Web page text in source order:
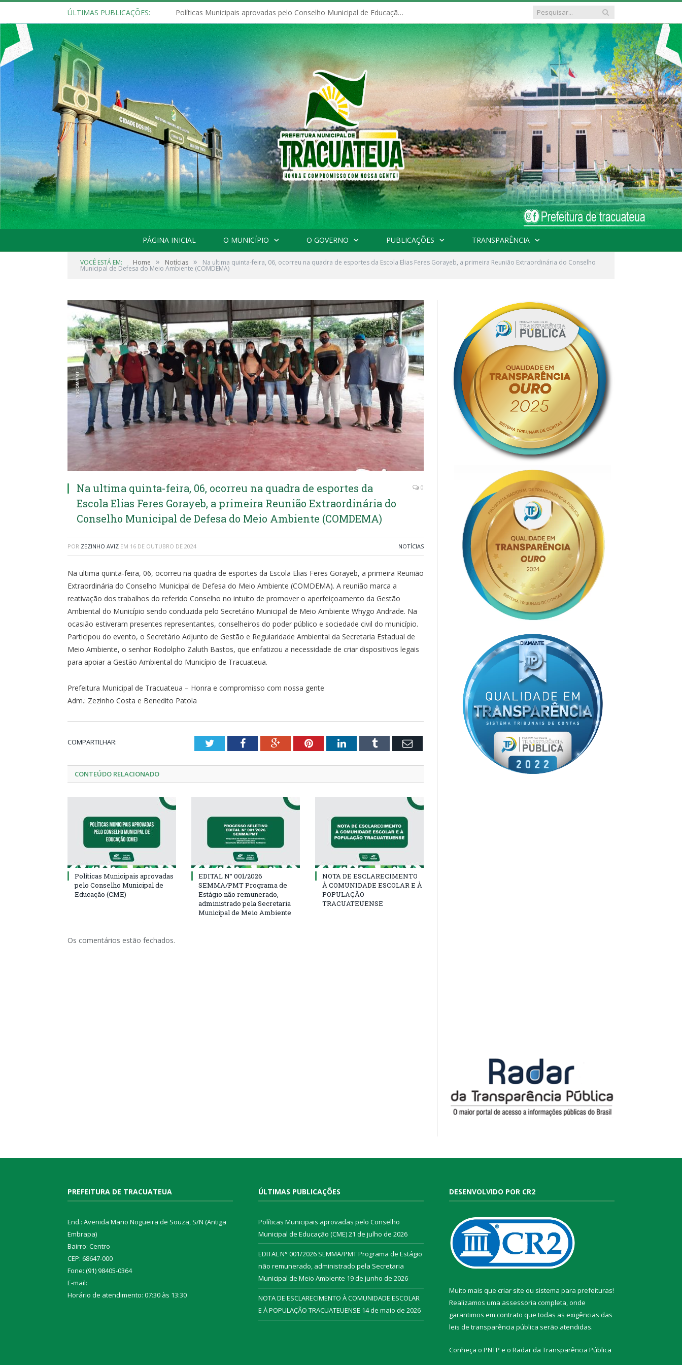
ÚLTIMAS PUBLICAÇÕES: Políticas Municipais aprovadas pelo Conselho Municipal de Educação (CME)
PÁGINA INICIAL O MUNICÍPIO O GOVERNO PUBLICAÇÕES TRANSPARÊNCIA
VOCÊ ESTÁ EM: Home » Notícias » Na ultima quinta-feira, 06, ocorreu na quadra de esportes da Escola Elias Feres Gorayeb, a primeira Reunião Extraordinária do Conselho
Municipal de Defesa do Meio Ambiente (COMDEMA)
Na ultima quinta-feira, 06, ocorreu na quadra de esportes da
Escola Elias Feres Gorayeb, a primeira Reunião Extraordinária do
Conselho Municipal de Defesa do Meio Ambiente (COMDEMA)
0
POR ZEZINHO AVIZ EM 16 DE OUTUBRO DE 2024 NOTÍCIAS
Na ultima quinta-feira, 06, ocorreu na quadra de esportes da Escola Elias Feres Gorayeb, a primeira Reunião
Extraordinária do Conselho Municipal de Defesa do Meio Ambiente (COMDEMA). A reunião marca a
reativação dos trabalhos do referido Conselho no intuito de promover o aperfeiçoamento da Gestão
Ambiental do Município sendo conduzida pelo Secretário Municipal de Meio Ambiente Whygo Andrade. Na
ocasião estiveram presentes representantes, conselheiros do poder público e sociedade civil do município.
Participou do evento, o Secretário Adjunto de Gestão e Regularidade Ambiental da Secretaria Estadual de
Meio Ambiente, o senhor Rodolpho Zaluth Bastos, que enfatizou a necessidade de criar dispositivos legais
para apoiar a Gestão Ambiental do Município de Tracuateua.
Prefeitura Municipal de Tracuateua – Honra e compromisso com nossa gente
Adm.: Zezinho Costa e Benedito Patola
COMPARTILHAR: TwitterFacebookGoogle+PinterestLinkedInTumblr Email
CONTEÚDO RELACIONADO
Políticas Municipais aprovadas
pelo Conselho Municipal de
Educação (CME)
EDITAL N° 001/2026
SEMMA/PMT Programa de
Estágio não remunerado,
administrado pela Secretaria
Municipal de Meio Ambiente
NOTA DE ESCLARECIMENTO
À COMUNIDADE ESCOLAR E À
POPULAÇÃO
TRACUATEUENSE
Os comentários estão fechados.
PREFEITURA DE TRACUATEUA
End.: Avenida Mario Nogueira de Souza, S/N (Antiga
Embrapa)
Bairro: Centro
CEP: 68647-000
Fone: (91) 98405-0364
E-mail:
Horário de atendimento: 07:30 às 13:30
ÚLTIMAS PUBLICAÇÕES
Políticas Municipais aprovadas pelo Conselho
Municipal de Educação (CME)21 de julho de 2026
EDITAL N° 001/2026 SEMMA/PMT Programa de Estágio
não remunerado, administrado pela Secretaria
Municipal de Meio Ambiente 19 de junho de 2026
NOTA DE ESCLARECIMENTO À COMUNIDADE ESCOLAR
E À POPULAÇÃO TRACUATEUENSE 14 de maio de 2026
DESENVOLVIDO POR CR2
Muito mais que criar site ou sistema para prefeituras!
Realizamos uma assessoria completa, onde
garantimos em contrato que todas as exigências das
leis de transparência pública serão atendidas.
Conheça o PNTP e o Radar da Transparência Pública